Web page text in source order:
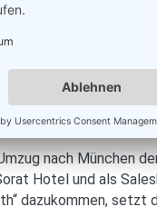
mit Küche. Und
nach München
Hotel und als
dazukommen, setzt